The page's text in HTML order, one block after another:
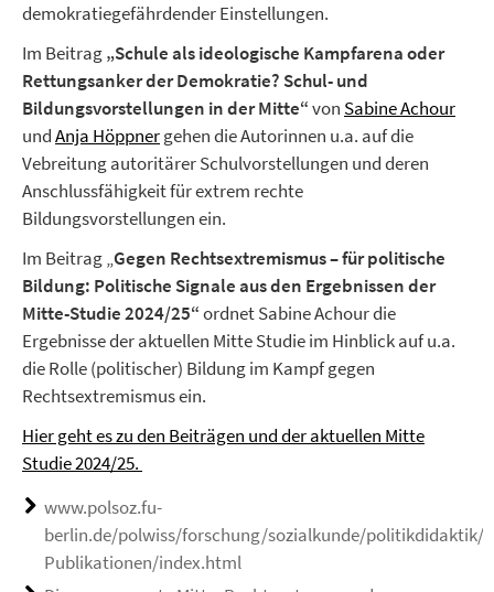
demokratiegefährdender Einstellungen.
Im Beitrag„Schule als ideologische Kampfarena oder
Rettungsanker der Demokratie? Schul- und
Bildungsvorstellungen in der Mitte“von Sabine Achour
undAnja Höppnergehen die Autorinnen u.a. auf die
Vebreitung autoritärer Schulvorstellungen und deren
Anschlussfähigkeit für extrem rechte
Bildungsvorstellungen ein.
Im Beitrag „Gegen Rechtsextremismus – für politische
Bildung: Politische Signale aus den Ergebnissen der
Mitte-Studie 2024/25“ordnet Sabine Achour die
Ergebnisse der aktuellen Mitte Studie im Hinblick auf u.a.
die Rolle (politischer) Bildung im Kampf gegen
Rechtsextremismus ein.
Hier geht es zu den Beiträgen und der aktuellen Mitte
Studie 2024/25.
www.polsoz.fu-
berlin.de/polwiss/forschung/sozialkunde/politikdidaktik/
Publikationen/index.html